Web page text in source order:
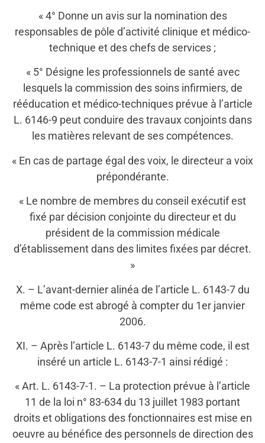
« 4° Donne un avis sur la nomination des
responsables de pôle d’activité clinique et médico-
technique et des chefs de services ;
« 5° Désigne les professionnels de santé avec
lesquels la commission des soins infirmiers, de
rééducation et médico-techniques prévue à l’article
L. 6146-9 peut conduire des travaux conjoints dans
les matières relevant de ses compétences.
« En cas de partage égal des voix, le directeur a voix
prépondérante.
« Le nombre de membres du conseil exécutif est
fixé par décision conjointe du directeur et du
président de la commission médicale
d’établissement dans des limites fixées par décret.
»
X. – L’avant-dernier alinéa de l’article L. 6143-7 du
même code est abrogé à compter du 1er janvier
2006.
XI. – Après l’article L. 6143-7 du même code, il est
inséré un article L. 6143-7-1 ainsi rédigé :
« Art. L. 6143-7-1. – La protection prévue à l’article
11 de la loi n° 83-634 du 13 juillet 1983 portant
droits et obligations des fonctionnaires est mise en
oeuvre au bénéfice des personnels de direction des